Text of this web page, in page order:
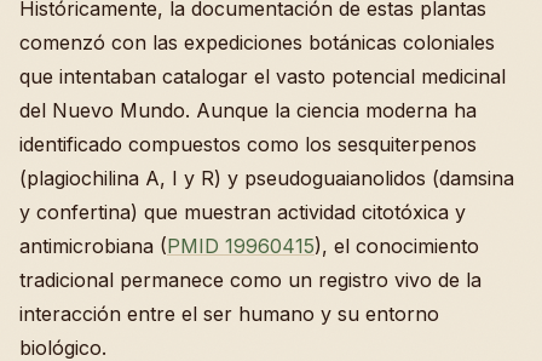
Históricamente, la documentación de estas plantas
comenzó con las expediciones botánicas coloniales
que intentaban catalogar el vasto potencial medicinal
del Nuevo Mundo. Aunque la ciencia moderna ha
identificado compuestos como los sesquiterpenos
(plagiochilina A, I y R) y pseudoguaianolidos (damsina
y confertina) que muestran actividad citotóxica y
antimicrobiana (PMID 19960415), el conocimiento
tradicional permanece como un registro vivo de la
interacción entre el ser humano y su entorno
biológico.